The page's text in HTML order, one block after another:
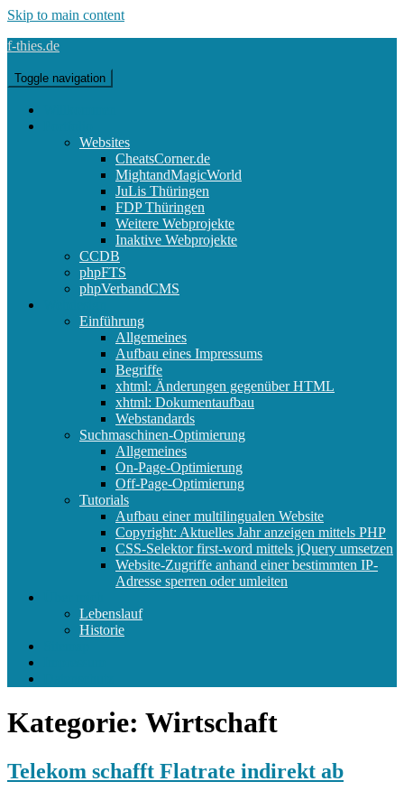
Skip to main content
f-thies.de
Toggle navigation
Websites
CheatsCorner.de
MightandMagicWorld
JuLis Thüringen
FDP Thüringen
Weitere Webprojekte
Inaktive Webprojekte
CCDB
phpFTS
phpVerbandCMS
Einführung
Allgemeines
Aufbau eines Impressums
Begriffe
xhtml: Änderungen gegenüber HTML
xhtml: Dokumentaufbau
Webstandards
Suchmaschinen-Optimierung
Allgemeines
On-Page-Optimierung
Off-Page-Optimierung
Tutorials
Aufbau einer multilingualen Website
Copyright: Aktuelles Jahr anzeigen mittels PHP
CSS-Selektor first-word mittels jQuery umsetzen
Website-Zugriffe anhand einer bestimmten IP-
Adresse sperren oder umleiten
Lebenslauf
Historie
Kategorie: Wirtschaft
Telekom schafft Flatrate indirekt ab